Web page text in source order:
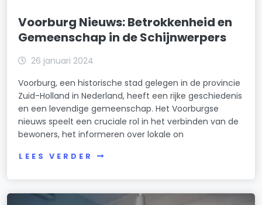
Voorburg Nieuws: Betrokkenheid en
Gemeenschap in de Schijnwerpers
26 januari 2024
Voorburg, een historische stad gelegen in de provincie
Zuid-Holland in Nederland, heeft een rijke geschiedenis
en een levendige gemeenschap. Het Voorburgse
nieuws speelt een cruciale rol in het verbinden van de
bewoners, het informeren over lokale on
LEES VERDER